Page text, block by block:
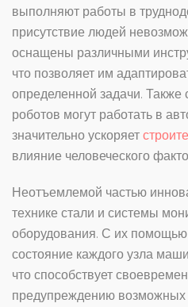
выполняют работы в
присутствие людей
оснащены различными
что позволяет им
определенной задачи.
роботов могут работать в
значительно ускоряет
влияние человеческого
Неотъемлемой частью
технике стали и системы
оборудования. С их
состояние каждого узла
что способствует
предупреждению возможных